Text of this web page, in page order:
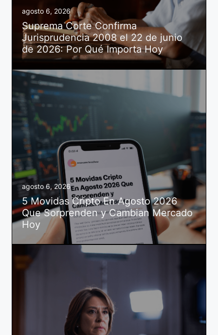
agosto 6, 2026
Suprema Corte Confirma
Jurisprudencia 2008 el 22 de junio
de 2026: Por Qué Importa Hoy
agosto 6, 2026
5 Movidas Cripto En Agosto 2026
Que Sorprenden y Cambian Mercado
Hoy